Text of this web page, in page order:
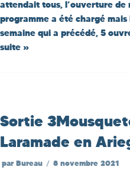
attendait tous, l’ouverture de
programme a été chargé
semaine qui a précédé, 5
suite »
Sortie
Laramade en
par Bureau 8 novembre 2021